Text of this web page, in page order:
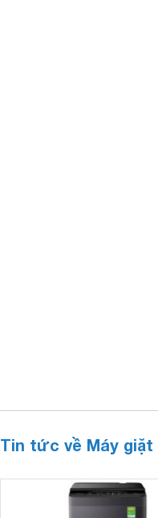
Tin tức về Máy giặt